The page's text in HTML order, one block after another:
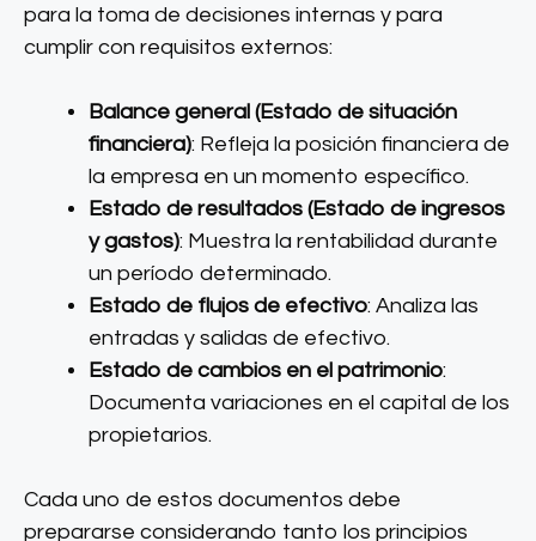
para la toma de decisiones internas y para
cumplir con requisitos externos:
Balance general (Estado de situación
financiera): Refleja la posición financiera de
la empresa en un momento específico.
Estado de resultados (Estado de ingresos
y gastos): Muestra la rentabilidad durante
un período determinado.
Estado de flujos de efectivo: Analiza las
entradas y salidas de efectivo.
Estado de cambios en el patrimonio:
Documenta variaciones en el capital de los
propietarios.
Cada uno de estos documentos debe
prepararse considerando tanto los principios